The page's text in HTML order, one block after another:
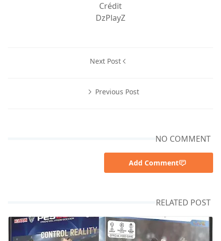
Crédit
DzPlayZ
Next Post
Previous Post
NO COMMENT
Add Comment
RELATED POST